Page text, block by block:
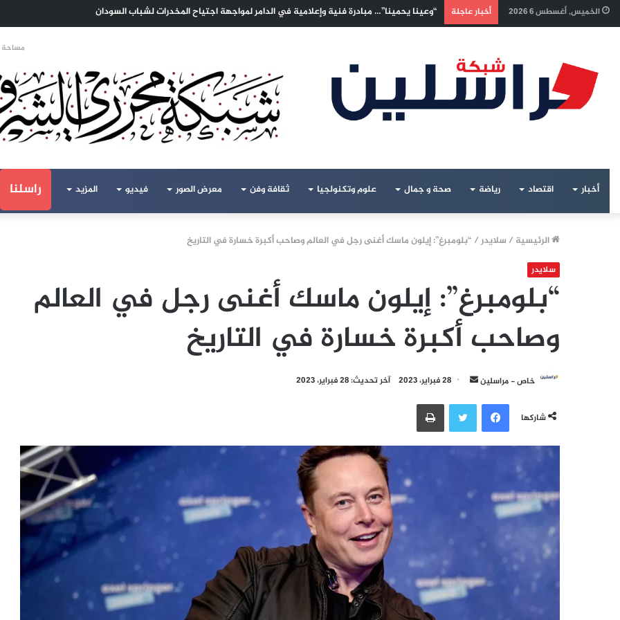
الخميس, أغسطس 6 2026 أخبار عاجلة إسرائيليون غادروا بلا رجعة: اخترنا الهجرة لنعيش بلا خوف
مساحة
أخبار اقتصاد رياضة صحة و جمال علوم وتكنولجيا ثقافة وفن معرض الصور فيديو المزيد راسلنا
الرئيسية / سلايدر/ “بلومبرغ”: إيلون ماسك أغنى رجل في العالم وصاحب أكبرة خسارة في التاريخ
سلايدر
“بلومبرغ”: إيلون ماسك أغنى رجل في العالم
وصاحب أكبرة خسارة في التاريخ
خاص - مراسلين
أرسل
إلكترونيا
28 فبراير، 2023 آخر تحديث: 28 فبراير، 2023
شاركها
فيسبوكتويتر طباعة